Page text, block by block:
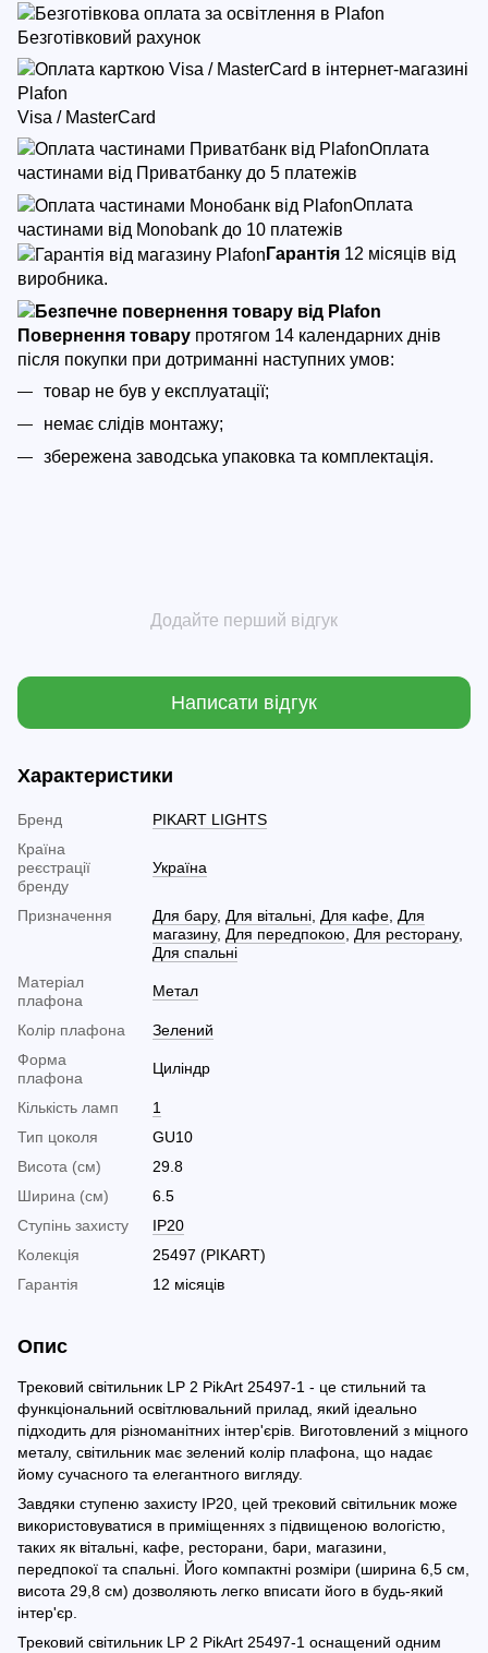
Безготівковий рахунок
Visa / MasterCard
Оплата
частинами від Приватбанку до 5 платежів
Оплата
частинами від Monobank до 10 платежів
Гарантія 12 місяців від
виробника.
Повернення товару протягом 14 календарних днів
після покупки при дотриманні наступних умов:
товар не був у експлуатації;
немає слідів монтажу;
збережена заводська упаковка та комплектація.
Додайте перший відгук
Написати відгук
Характеристики
Бренд
PIKART LIGHTS
Країна
реєстрації
бренду
Україна
Призначення Для бару, Для вітальні, Для кафе, Для
магазину, Для передпокою, Для ресторану,
Для спальні
Матеріал
плафона
Метал
Колір плафона
Зелений
Форма
плафона
Циліндр
Кількість ламп
1
Тип цоколя
GU10
Висота (см)
29.8
Ширина (см)
6.5
Ступінь захисту
IP20
Колекція
25497 (PIKART)
Гарантія
12 місяців
Опис
Трековий світильник LP 2 PikArt 25497-1 - це стильний та
функціональний освітлювальний прилад, який ідеально
підходить для різноманітних інтер'єрів. Виготовлений з міцного
металу, світильник має зелений колір плафона, що надає
йому сучасного та елегантного вигляду.
Завдяки ступеню захисту IP20, цей трековий світильник може
використовуватися в приміщеннях з підвищеною вологістю,
таких як вітальні, кафе, ресторани, бари, магазини,
передпокої та спальні. Його компактні розміри (ширина 6,5 см,
висота 29,8 см) дозволяють легко вписати його в будь-який
інтер'єр.
Трековий світильник LP 2 PikArt 25497-1 оснащений одним